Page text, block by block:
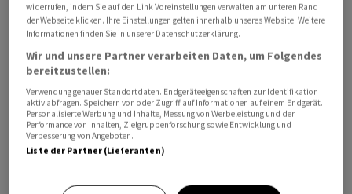
Mit Blick auf die Ankündigung, aktiv zu bleiben, sagte
er: «Wir haben dies getan, weil eine schnelle und
abrupte Aufwertung des Frankens die Preisstabilität
gefährden würde.» Ob dieser dann auch tatsächlich
Interventionen gefolgt sind, kommuniziert die SNB erst
zu einem späteren Zeitpunkt: «Ob wir am Devisenmarkt
aktiv waren, geben wir erst mit einem Quartal
Verzögerung bekannt. Ich muss Sie auf Ende Juni
widerrufen, indem Sie auf den Link Voreinstellungen verwalten am unteren Rand
der Webseite klicken. Ihre Einstellungen gelten innerhalb unseres Website. Weitere
Informationen finden Sie in unserer Datenschutzerklärung.
Wir und unsere Partner verarbeiten Daten, um Folgendes
bereitzustellen:
Verwendung genauer Standortdaten. Endgeräteeigenschaften zur Identifikation
aktiv abfragen. Speichern von oder Zugriff auf Informationen auf einem Endgerät.
Personalisierte Werbung und Inhalte, Messung von Werbeleistung und der
Performance von Inhalten, Zielgruppenforschung sowie Entwicklung und
Verbesserung von Angeboten.
Liste der Partner (Lieferanten)